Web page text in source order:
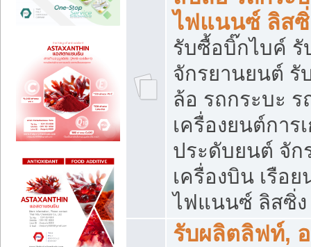
ไฟแนนซ์ ลิส
รับซื้อบิ๊กไบค์
จักรยานยนต์ รั
ล้อ รถกระบะ
เครื่องยนต์การ
ประดับยนต์ จัก
เครื่องบิน เรือ
ไฟแนนซ์ ลิสซิ่ง
รับผลิตลิฟท์,